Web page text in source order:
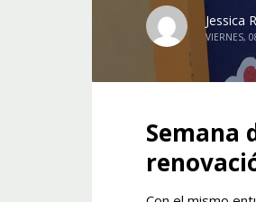
Jessica
VIERNES,
Semana